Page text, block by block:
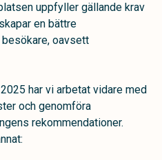
uppfyller gällande krav
en bättre
oavsett
har vi arbetat vidare med
och genomföra
rekommendationer.